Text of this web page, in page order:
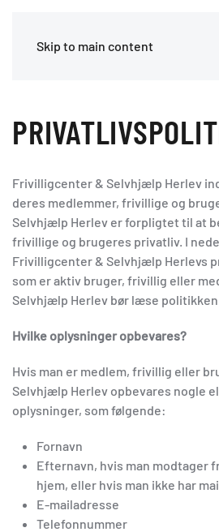
Skip to main content
Frivilligcenter & Selvhjælp Herlev
deres medlemmer, frivillige og
Selvhjælp Herlev er forpligtet til at
frivillige og brugeres privatliv. I
Frivilligcenter & Selvhjælp Herlevs
som er aktiv bruger, frivillig eller
Selvhjælp Herlev bør læse
Hvilke oplysninger opbevares?
Hvis man er medlem, frivillig eller
Selvhjælp Herlev opbevares nogle
oplysninger, som følgende:
Fornavn
Efternavn, hvis man modtager
hjem, eller hvis man ikke har
E-mailadresse
Telefonnummer